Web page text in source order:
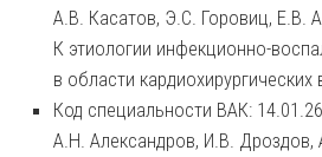
А.В. Касатов, Э.С. Горовиц, Е.В.
К этиологии инфекционно-
в области
Код специальности ВАК: 14.01.26
А.Н. Александров, И.В.